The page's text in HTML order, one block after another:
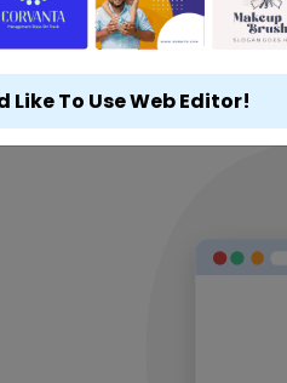
Like To Use Web Editor!